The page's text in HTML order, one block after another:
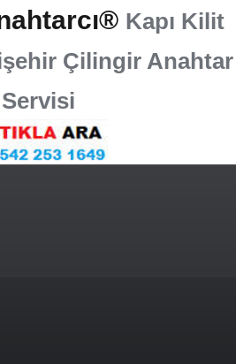
Kapı Kilit
Çilingir Anahtar
Servisi